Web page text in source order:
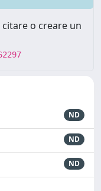
o creare un
ND
ND
ND